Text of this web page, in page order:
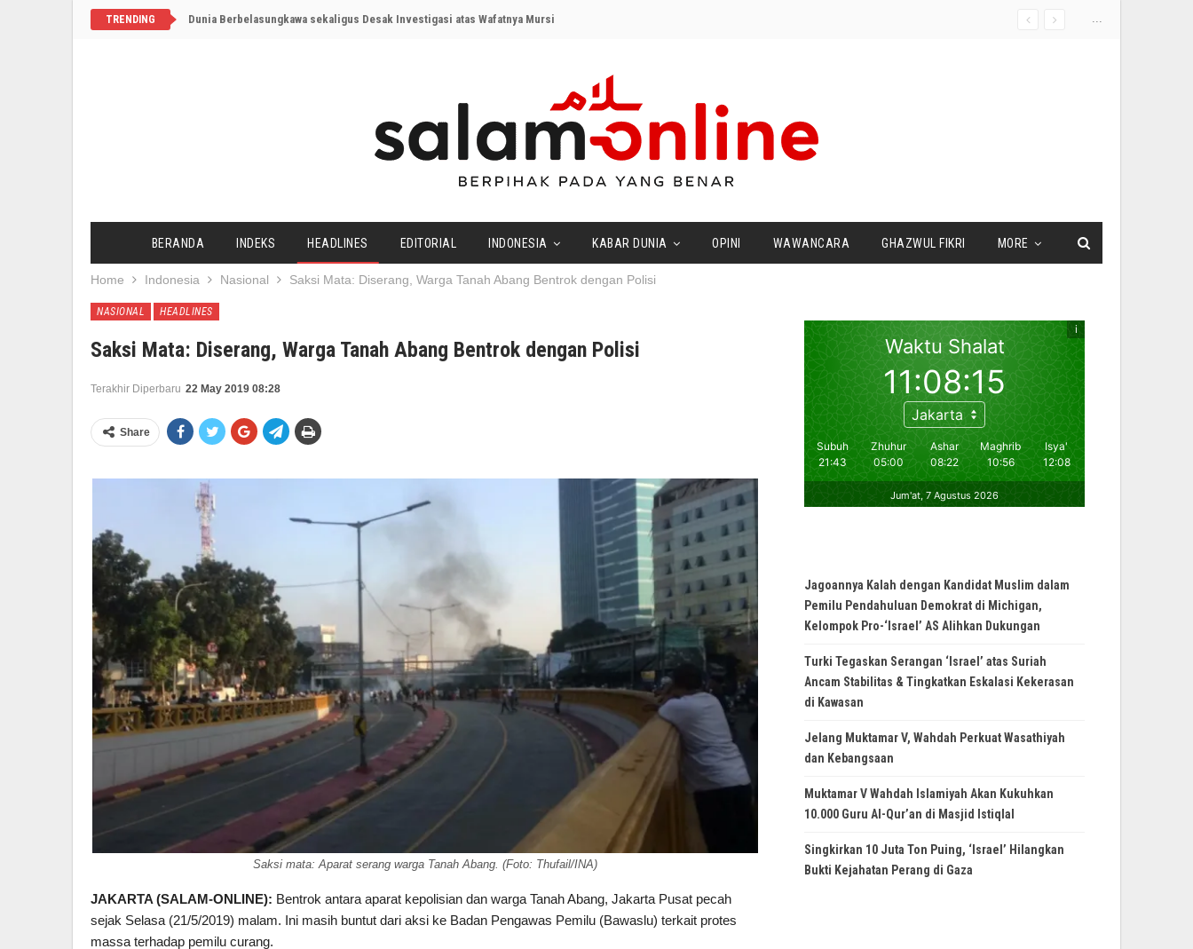
...
TRENDING Dunia Berbelasungkawa sekaligus Desak Investigasi atas Wafatnya Mursi
BERANDA INDEKS HEADLINES EDITORIAL INDONESIA KABAR DUNIA OPINI WAWANCARA GHAZWUL FIKRI MORE
Home Indonesia Nasional Saksi Mata: Diserang, Warga Tanah Abang Bentrok dengan Polisi
NASIONAL HEADLINES
Saksi Mata: Diserang, Warga Tanah Abang Bentrok dengan Polisi
Terakhir Diperbaru 22 May 2019 08:28
Share
Saksi mata: Aparat serang warga Tanah Abang. (Foto: Thufail/INA)
JAKARTA (SALAM-ONLINE): Bentrok antara aparat kepolisian dan warga Tanah Abang, Jakarta Pusat pecah
sejak Selasa (21/5/2019) malam. Ini masih buntut dari aksi ke Badan Pengawas Pemilu (Bawaslu) terkait protes
massa terhadap pemilu curang.
Jagoannya Kalah dengan Kandidat Muslim dalam
Pemilu Pendahuluan Demokrat di Michigan,
Kelompok Pro-‘Israel’ AS Alihkan Dukungan
Turki Tegaskan Serangan ‘Israel’ atas Suriah
Ancam Stabilitas & Tingkatkan Eskalasi Kekerasan
di Kawasan
Jelang Muktamar V, Wahdah Perkuat Wasathiyah
dan Kebangsaan
Muktamar V Wahdah Islamiyah Akan Kukuhkan
10.000 Guru Al-Qur’an di Masjid Istiqlal
Singkirkan 10 Juta Ton Puing, ‘Israel’ Hilangkan
Bukti Kejahatan Perang di Gaza